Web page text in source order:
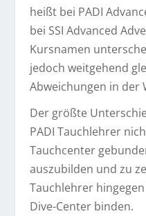
heißt bei PADI
bei SSI Advanced
Kursnamen
jedoch weitgehend
Abweichungen in der
Der größte
PADI Tauchlehrer
Tauchcenter
auszubilden und zu
Tauchlehrer
Dive-Center binden.